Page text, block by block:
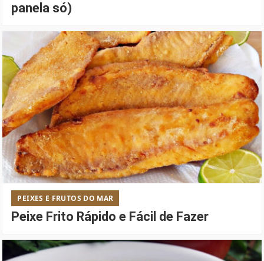
panela só)
PEIXES E FRUTOS DO MAR
Peixe Frito Rápido e Fácil de Fazer